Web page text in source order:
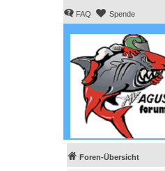
FAQ Spende
Foren-Übersicht